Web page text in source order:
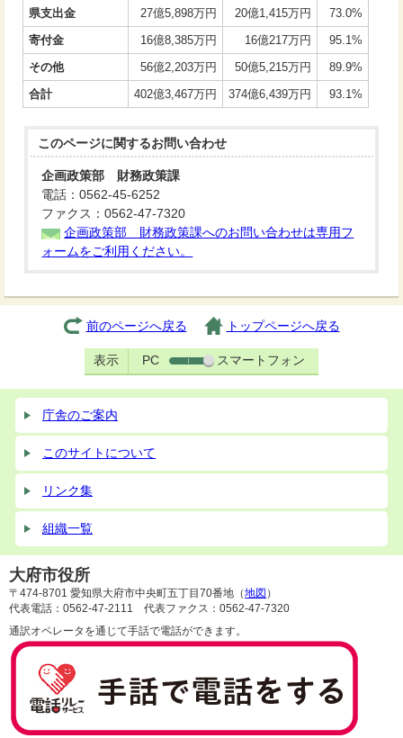
県支出金
27億5,898万円 20億1,415万円
73.0%
寄付金
16億8,385万円 16億217万円
95.1%
その他
56億2,203万円 50億5,215万円
89.9%
合計
402億3,467万円 374億6,439万円 93.1%
このページに関するお問い合わせ
企画政策部 財務政策課
電話：0562-45-6252
ファクス：0562-47-7320
企画政策部 財務政策課へのお問い合わせは専用フ
ォームをご利用ください。
前のページへ戻る トップページへ戻る
表示 PC スマートフォン
庁舎のご案内
このサイトについて
リンク集
組織一覧
大府市役所
〒474-8701 愛知県大府市中央町五丁目70番地（地図 ）
代表電話：0562-47-2111 代表ファクス：0562-47-7320
通訳オペレータを通じて手話で電話ができます。